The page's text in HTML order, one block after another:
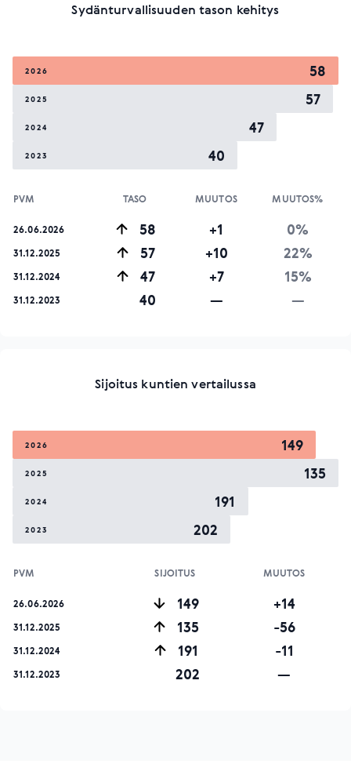
Sydänturvallisuuden tason kehitys
2026 58
2025 57
2024 47
2023 40
PVM TASO MUUTOS MUUTOS%
26.06.2026 58 +1 0%
31.12.2025 57 +10 22%
31.12.2024 47 +7 15%
31.12.2023 40 — —
Sijoitus kuntien vertailussa
2026 149
2025 135
2024 191
2023 202
PVM SIJOITUS MUUTOS
26.06.2026 149 +14
31.12.2025 135 -56
31.12.2024 191 -11
31.12.2023 202 —